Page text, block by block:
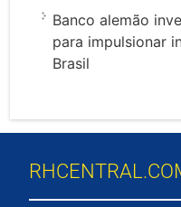
Banco alemão
para impulsionar
Brasil